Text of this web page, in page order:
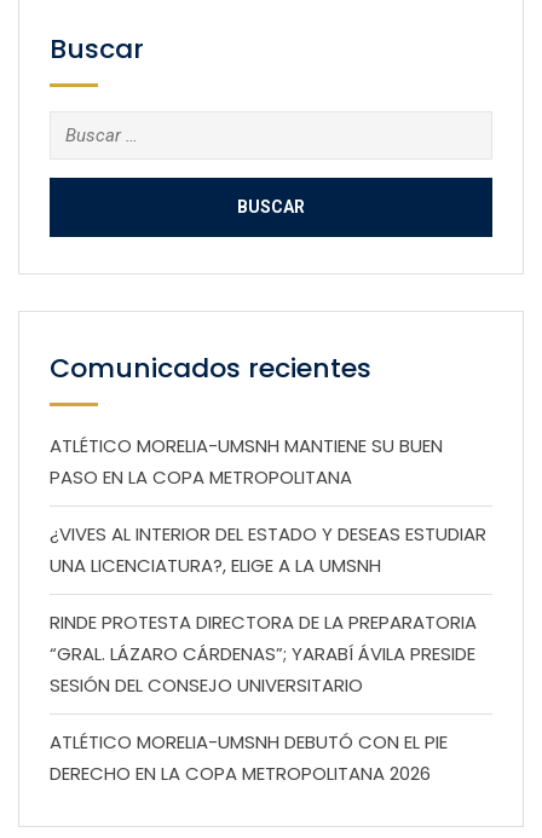
Buscar
Buscar:
Comunicados recientes
ATLÉTICO MORELIA-UMSNH MANTIENE SU BUEN
PASO EN LA COPA METROPOLITANA
¿VIVES AL INTERIOR DEL ESTADO Y DESEAS ESTUDIAR
UNA LICENCIATURA?, ELIGE A LA UMSNH
RINDE PROTESTA DIRECTORA DE LA PREPARATORIA
“GRAL. LÁZARO CÁRDENAS”; YARABÍ ÁVILA PRESIDE
SESIÓN DEL CONSEJO UNIVERSITARIO
ATLÉTICO MORELIA-UMSNH DEBUTÓ CON EL PIE
DERECHO EN LA COPA METROPOLITANA 2026